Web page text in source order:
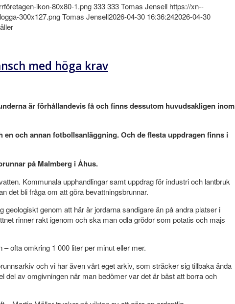
ikon-80x80-1.png333333Tomas Jensell https://xn--
300x127.pngTomas Jensell2026-04-30 16:36:242026-04-30
med höga krav
är förhållandevis få och finns dessutom huvudsakligen inom
och annan fotbollsanläggning. Och de flesta uppdragen finns i
på Malmberg i Åhus.
Kommunala upphandlingar samt uppdrag för industri och lantbruk
det bli fråga om att göra bevattningsbrunnar.
genom att här är jordarna sandigare än på andra platser i
rinner rakt igenom och ska man odla grödor som potatis och majs
ofta omkring 1 000 liter per minut eller mer.
och vi har även vårt eget arkiv, som sträcker sig tillbaka ända
del av omgivningen när man bedömer var det är bäst att borra och